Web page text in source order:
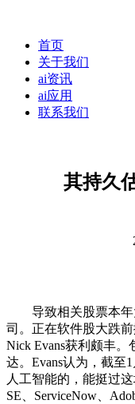
首页
关于我们
ai资讯
ai应用
联系我们
其持久
导致相关股票本年
司。正在软件股大跌
Nick Evans获利颇丰
达。Evans认为，截至
人工智能的，能挺过
SE、ServiceNow、